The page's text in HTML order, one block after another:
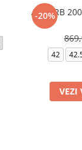
-20%
ABZORB
42
VEZI